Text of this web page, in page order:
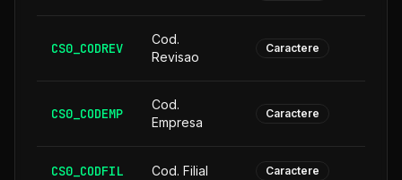
CS0_CODREV
Cod.
Revisao
Caractere
CS0_CODEMP
Cod.
Empresa
Caractere
CS0_CODFIL Cod. Filial Caractere